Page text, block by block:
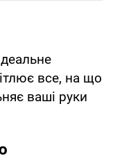
все, на що
ваші руки